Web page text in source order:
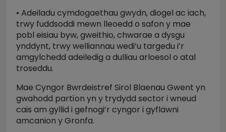
• Adeiladu cymdogaethau gwydn, diogel ac iach,
trwy fuddsoddi mewn lleoedd o safon y mae
pobl eisiau byw, gweithio, chwarae a dysgu
ynddynt, trwy welliannau wedi’u targedu i’r
amgylchedd adeiledig a dulliau arloesol o atal
troseddu.
Mae Cyngor Bwrdeistref Sirol Blaenau Gwent yn
gwahodd partïon yn y trydydd sector i wneud
cais am gyllid i gefnogi’r cyngor i gyflawni
amcanion y Gronfa.